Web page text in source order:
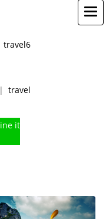
travel6
| travel